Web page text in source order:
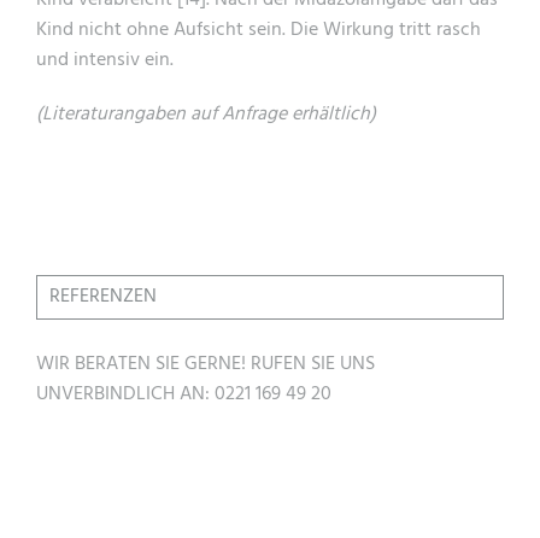
Kind nicht ohne Aufsicht sein. Die Wirkung tritt rasch
und intensiv ein.
(Literaturangaben auf Anfrage erhältlich)
REFERENZEN
WIR BERATEN SIE GERNE! RUFEN SIE UNS
UNVERBINDLICH AN: 0221 169 49 20